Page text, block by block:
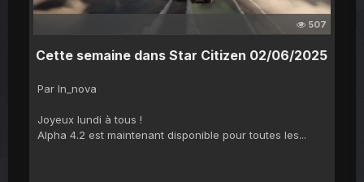
507
Cette semaine dans Star Citizen 02/06/2025
Par ln_nova
Joyeux lundi à tous !
Alpha 4.2 est maintenant disponible pour toutes les...